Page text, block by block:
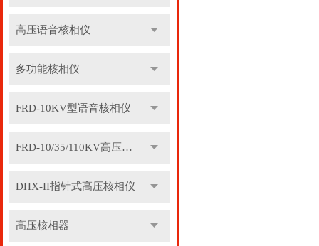
高压语音核相仪
多功能核相仪
FRD-10KV型语音核相仪
FRD-10/35/110KV高压语音核相器
DHX-II指针式高压核相仪
高压核相器